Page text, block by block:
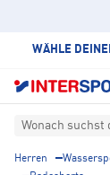
WÄHLE
Wonach suchst
Herren